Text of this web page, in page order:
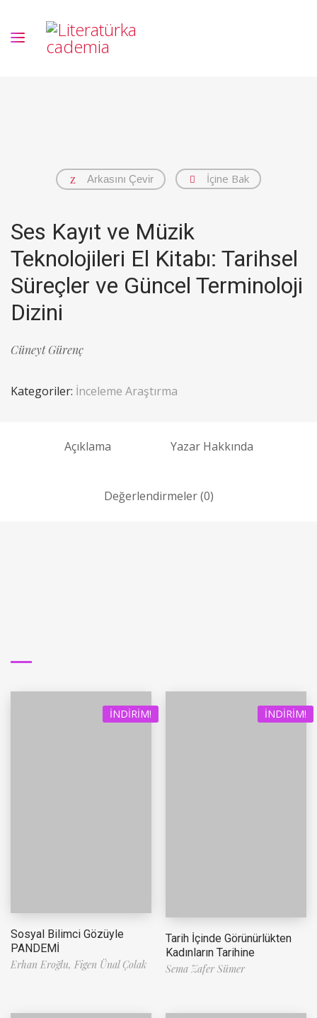
Arkasını Çevir İçine Bak
Ses Kayıt ve Müzik
Teknolojileri El Kitabı: Tarihsel
Süreçler ve Güncel Terminoloji
Dizini
Cüneyt Gürenç
Kategoriler: İnceleme Araştırma
Açıklama Yazar Hakkında
Değerlendirmeler (0)
İNDIRIM!
Sosyal Bilimci Gözüyle
PANDEMİ
Erhan Eroğlu, Figen Ünal Çolak
İNDIRIM!
Tarih İçinde Görünürlükten
Kadınların Tarihine
Sema Zafer Sümer